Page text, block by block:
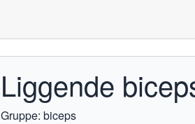
Liggende
Gruppe: biceps